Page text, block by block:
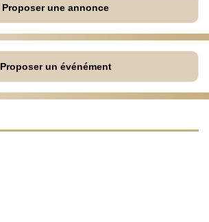
Proposer une annonce
Proposer un événément